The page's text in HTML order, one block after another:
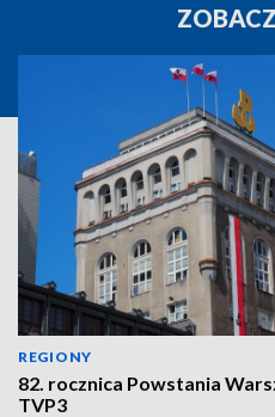
REGIONY
82. rocznica Powstania
TVP3